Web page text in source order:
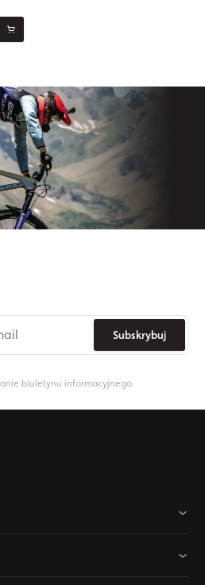
Subskrybuj
biuletynu informacyjnego.